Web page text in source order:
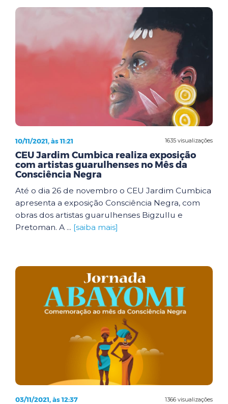
1635 visualizações
10/11/2021, às 11:21
CEU Jardim Cumbica realiza exposição
com artistas guarulhenses no Mês da
Consciência Negra
Até o dia 26 de novembro o CEU Jardim Cumbica
apresenta a exposição Consciência Negra, com
obras dos artistas guarulhenses Bigzullu e
Pretoman. A ... [saiba mais]
1366 visualizações
03/11/2021, às 12:37